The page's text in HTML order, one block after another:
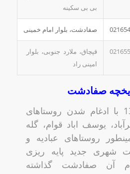
بی بی سکینه
صفادشت، بلوار امام خمینی
قپچاق، ملارد جنوبی، بلوار
امینی راد
صفادشت
در سال 1357 با ادغام شدن روستاهای
یوسف اباد قوام، گله
روستاهای عبادیه و
شهری جدید پایه ریزی
آن صفادشت گذاشته